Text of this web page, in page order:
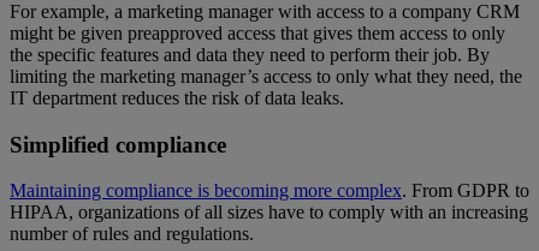
For example, a marketing manager with access to a company CRM
might be given preapproved access that gives them access to only
the specific features and data they need to perform their job. By
limiting the marketing manager’s access to only what they need, the
IT department reduces the risk of data leaks.
Simplified compliance
Maintaining compliance is becoming more complex. From GDPR to
HIPAA, organizations of all sizes have to comply with an increasing
number of rules and regulations.